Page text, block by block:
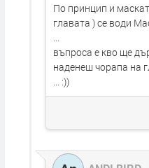
По принцип и
главата ) се води
...
въпроса е кво ще
наденеш чорапа на
... :))